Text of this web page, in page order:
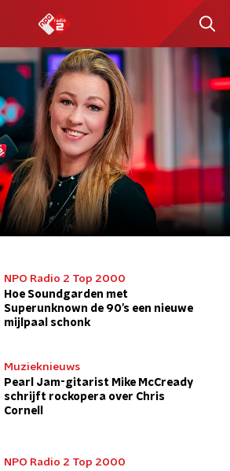
NPO Radio 2 Top 2000
Hoe Soundgarden met
Superunknown de 90’s een nieuwe
mijlpaal schonk
Muzieknieuws
Pearl Jam-gitarist Mike McCready
schrijft rockopera over Chris
Cornell
NPO Radio 2 Top 2000